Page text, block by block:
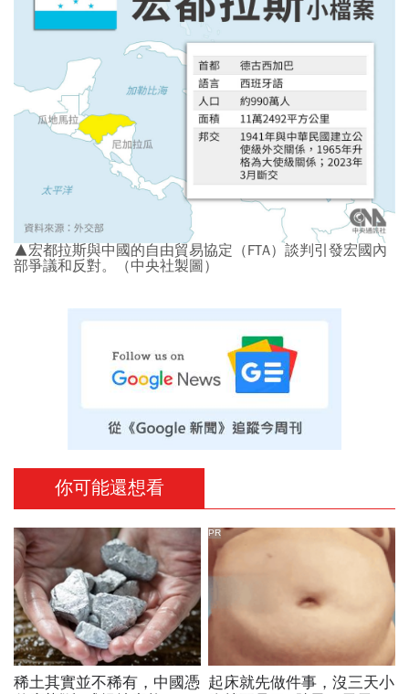
▲宏都拉斯與中國的自由貿易協定（FTA）談判引發宏國內
部爭議和反對。（中央社製圖）
你可能還想看
稀土其實並不稀有，中國憑 起床就先做件事，沒三天小
PR